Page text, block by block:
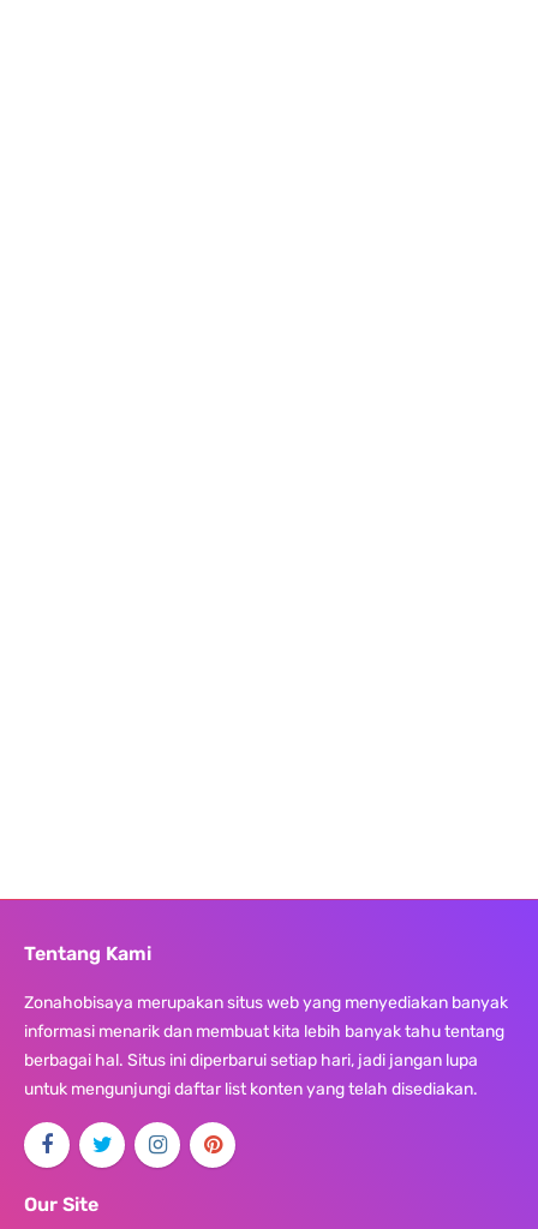
Tentang Kami
Zonahobisaya merupakan situs web yang menyediakan banyak
informasi menarik dan membuat kita lebih banyak tahu tentang
berbagai hal. Situs ini diperbarui setiap hari, jadi jangan lupa
untuk mengunjungi daftar list konten yang telah disediakan.
Our Site